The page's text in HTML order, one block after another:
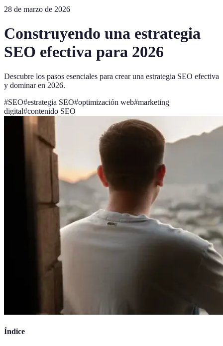
28 de marzo de 2026
Construyendo una estrategia
SEO efectiva para 2026
Descubre los pasos esenciales para crear una estrategia SEO efectiva
y dominar en 2026.
#SEO#estrategia SEO#optimización web#marketing
digital#contenido SEO
Índice